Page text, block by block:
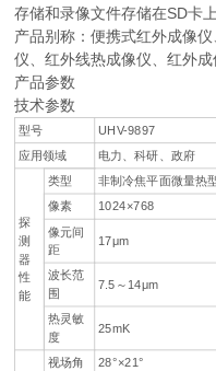
存储和录像文件存储在SD卡
产品别称：便携式红外成像
仪、红外线热成像仪、红外成
产品参数
技术参数
型号
UHV-9897
应用领域
电力、科研、政府
探
测
器
性
能
类型
非制冷焦平面微量热
像素
1024×768
像元间
距
17μm
波长范
围
7.5～14μm
热灵敏
度
25mK
视场角
28°×21°